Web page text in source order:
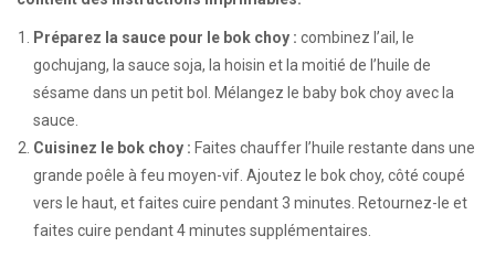
Préparez la sauce pour le bok choy : combinez l’ail, le
gochujang, la sauce soja, la hoisin et la moitié de l’huile de
sésame dans un petit bol. Mélangez le baby bok choy avec la
sauce.
Cuisinez le bok choy : Faites chauffer l’huile restante dans une
grande poêle à feu moyen-vif. Ajoutez le bok choy, côté coupé
vers le haut, et faites cuire pendant 3 minutes. Retournez-le et
faites cuire pendant 4 minutes supplémentaires.